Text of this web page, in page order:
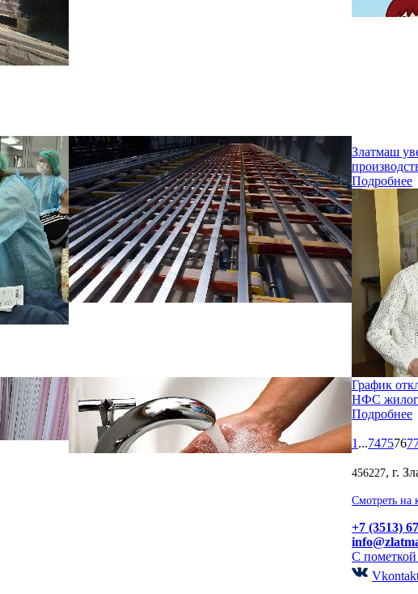
Златмаш
Подробнее
График
НФС
Подробнее
1 ...747576
456227, г.
Смотреть на
+7 (3513)
С